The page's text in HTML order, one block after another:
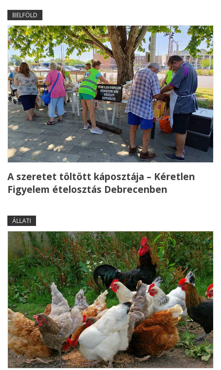
BELFÖLD
A szeretet töltött káposztája – Kéretlen
Figyelem ételosztás Debrecenben
ÁLLATI